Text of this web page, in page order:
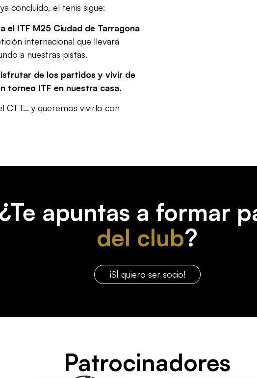
concluido, el tenis sigue:
el ITF M25 Ciudad de Tarragona
internacional que llevará
a nuestras pistas.
de los partidos y vivir de
torneo ITF en nuestra casa.
CTT… y queremos vivirlo con
¿Te apuntas a formar
del club?
¡SÍ quiero ser socio!
Patrocinadores